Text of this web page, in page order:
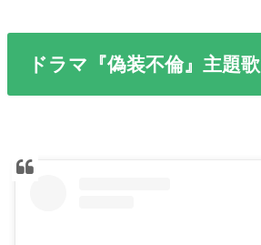
ドラマ『偽装不倫』主題歌